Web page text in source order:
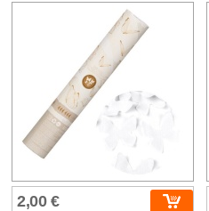
2,00 €